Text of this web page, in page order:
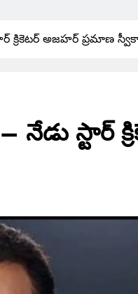
క్రికెటర్ అజహర్ ప్రమాణ
నేడు స్టార్